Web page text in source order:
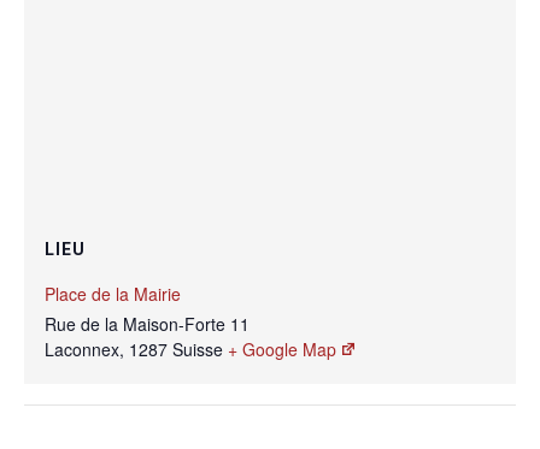
LIEU
Place de la Mairie
Rue de la Maison-Forte 11
Laconnex, 1287 Suisse + Google Map